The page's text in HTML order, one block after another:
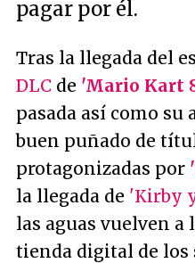
pagar por él.
Tras la llegada del
DLC de 'Mario Kart
pasada así como
buen puñado de
protagonizadas por
la llegada de 'Kirby
las aguas vuelven
tienda digital de los